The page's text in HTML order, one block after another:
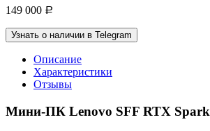
149 000 Р
Узнать о наличии в Telegram
Описание
Характеристики
Отзывы
Мини-ПК Lenovo SFF RTX Spark